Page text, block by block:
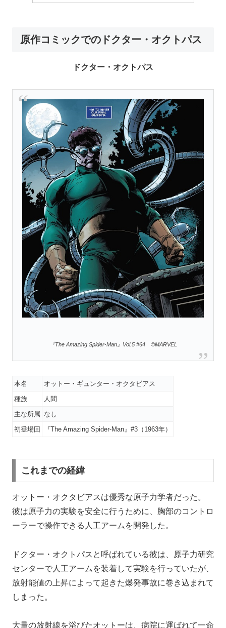
原作コミックでのドクター・オクトパス
ドクター・オクトパス
『The Amazing Spider-Man』Vol.5 #64 ©MARVEL
本名
オットー・ギュンター・オクタビアス
種族
人間
主な所属 なし
初登場回
『The Amazing Spider-Man』#3（1963年）
これまでの経緯
オットー・オクタビアスは優秀な原子力学者だった。
彼は原子力の実験を安全に行うために、胸部のコントロ
ーラーで操作できる人工アームを開発した。
ドクター・オクトパスと呼ばれている彼は、原子力研究
センターで人工アームを装着して実験を行っていたが、
放射能値の上昇によって起きた爆発事故に巻き込まれて
しまった。
大量の放射線を浴びたオットーは、病院に運ばれて一命